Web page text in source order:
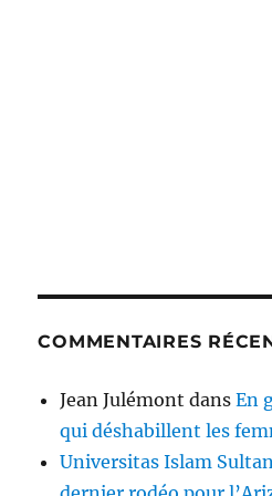
COMMENTAIRES
Jean Julémont dansEn
qui déshabillent les
Universitas Islam